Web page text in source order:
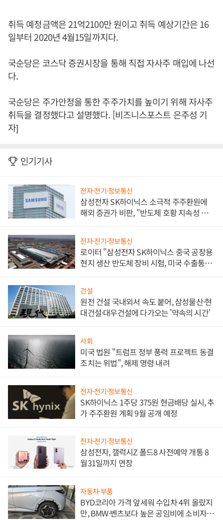
취득 예정금액은 21억2100만 원이고 취득 예상기간은 16
일부터 2020년 4월15일까지다.
국순당은 코스닥 증권시장을 통해 직접 자사주 매입에 나선
다.
국순당은 주가안정을 통한 주주가치를 높이기 위해 자사주
취득을 결정했다고 설명했다. [비즈니스포스트 은주성 기
자]
인기기사
전자·전기·정보통신
삼성전자 SK하이닉스 소극적 주주환원에
해외 증권가 비판, "반도체 호황 지속성 의
전자·전기·정보통신
로이터 "삼성전자 SK하이닉스 중국 공장용
현지 생산 반도체 장비 시험, 미국 수출통제
건설
원전 건설 국내외서 속도 붙어, 삼성물산·현
대건설·대우건설에 다가오는 '약속의 시간'
사회
미국 법원 "트럼프 정부 풍력 프로젝트 동결
조치는 위법", 해제 명령 내려
전자·전기·정보통신
SK하이닉스 1주당 375원 현금배당 실시, 추
가 주주환원 계획 9월 공개 예정
전자·전기·정보통신
삼성전자, 갤럭시Z 폴드8 사전예약 개통 8
월31일까지 연장
자동차·부품
BYD코리아 가격 앞세워 수입차 4위 올랐지
만, BMW·벤츠보다 높은 공임비에 소비자